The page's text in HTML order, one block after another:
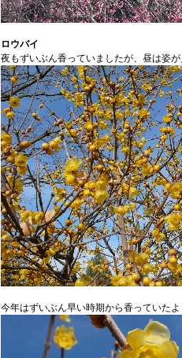
ロウバイ
夜もずいぶん香っていましたが、昼は姿
今年はずいぶん早い時期から香っていた